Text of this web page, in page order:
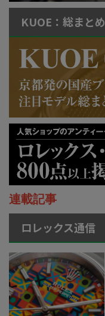
KUOE：総まとめ
連載記事
ロレックス通信